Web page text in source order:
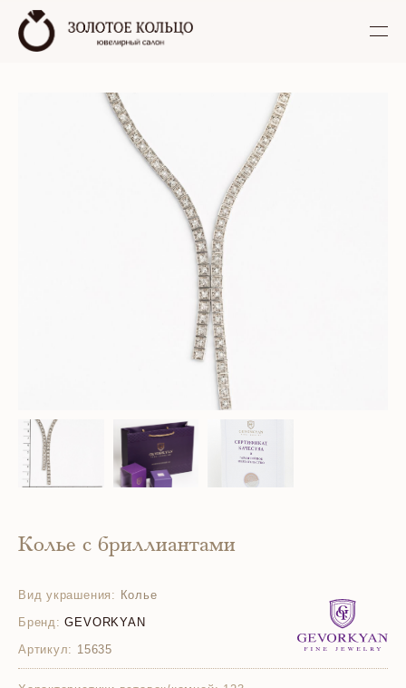
Колье с бриллиантами
Вид украшения: Колье
Бренд: GEVORKYAN
Артикул: 15635